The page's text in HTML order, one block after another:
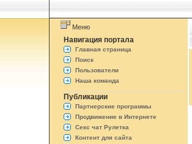
Меню
Навигация портала
Главная страница
Поиск
Пользователи
Наша команда
Публикации
Партнерские программы
Продвижение в Интернете
Секс чат Рулетка
Контент для сайта